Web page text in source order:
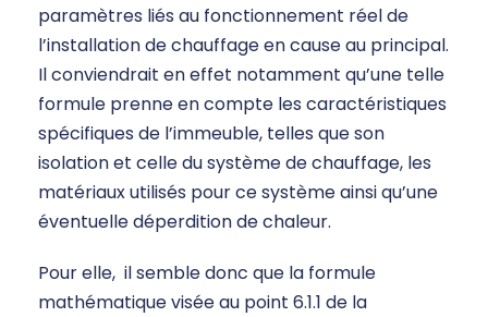
paramètres liés au fonctionnement réel de
l’installation de chauffage en cause au principal.
Il conviendrait en effet notamment qu’une telle
formule prenne en compte les caractéristiques
spécifiques de l’immeuble, telles que son
isolation et celle du système de chauffage, les
matériaux utilisés pour ce système ainsi qu’une
éventuelle déperdition de chaleur.
Pour elle, il semble donc que la formule
mathématique visée au point 6.1.1 de la